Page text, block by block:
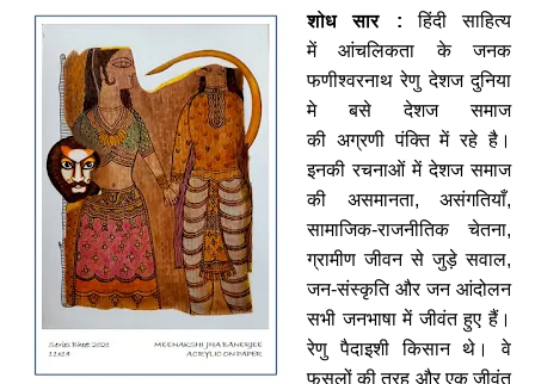
शोध सार : हिंदी
साहित्य
में
आंचलिकता के
जनक
फणीश्वरनाथ रेणु देशज दुनिया
मे
बसे देशज
समाज
की अग्रणी पंक्ति में रहे है।
इनकी रचनाओं में देशज समाज
की
असमानता, असंगतियाँ,
सामाजिक-राजनीतिक चेतना,
ग्रामीण जीवन से जुड़े सवाल,
जन-संस्कृति और जन आंदोलन
सभी जनभाषा में जीवंत हुए हैं।
रेणु
पैदाइशी किसान थे।
वे
फसलों की तरह और एक जीवंत